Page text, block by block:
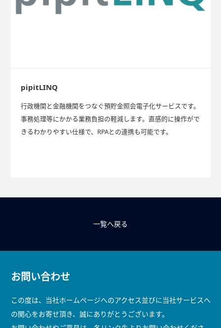
pipitLINQ
行政機関と金融機関をつなぐ預貯金照会電子化サービスです。
事務処理等にかかる業務負担の軽減します。直感的に操作がで
きるわかりやすい仕様で、RPAとの連携も可能です。
一覧へ戻る
お問い合わせ
この度は、当社ホームページへのアクセス並びに当社サービスへ
の関心をお寄せ頂き、誠にありがとうございます。